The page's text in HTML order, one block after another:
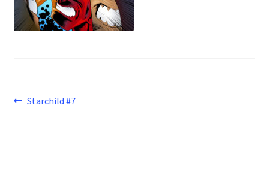
Beitragsnavigation
Vorheriger
Starchild #7